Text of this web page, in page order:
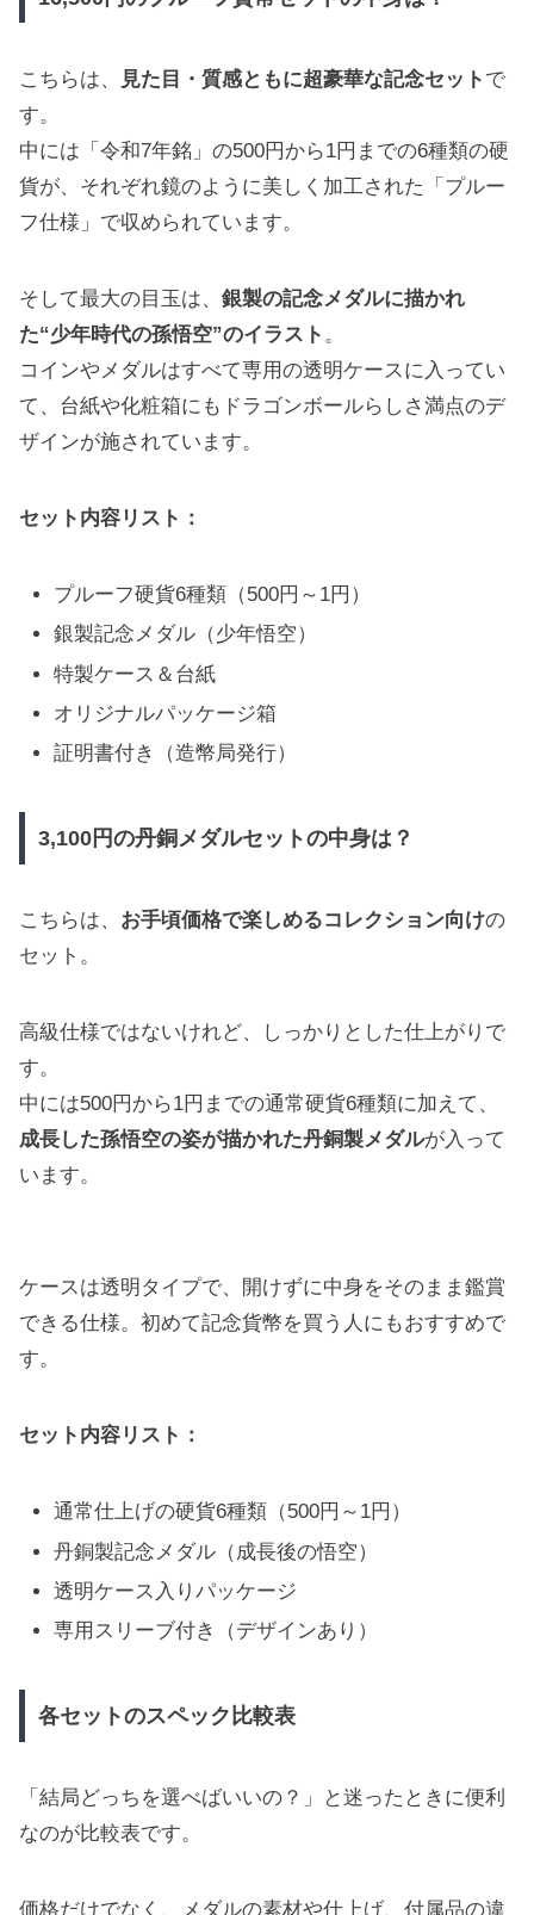
こちらは、 見た目・質感ともに超豪華な記念セット で
す。
中には「令和7年銘」の500円から1円までの6種類の硬
貨が、それぞれ鏡のように美しく加工された「プルー
フ仕様」で収められています。
そして最大の目玉は、 銀製の記念メダルに描かれ
た“少年時代の孫悟空”のイラスト 。
コインやメダルはすべて専用の透明ケースに入ってい
て、台紙や化粧箱にもドラゴンボールらしさ満点のデ
ザインが施されています。
セット内容リスト：
プルーフ硬貨6種類（500円～1円）
銀製記念メダル（少年悟空）
特製ケース＆台紙
オリジナルパッケージ箱
証明書付き（造幣局発行）
3,100円の丹銅メダルセットの中身は？
こちらは、 お手頃価格で楽しめるコレクション向けの
セット。
高級仕様ではないけれど、しっかりとした仕上がりで
す。
中には500円から1円までの通常硬貨6種類に加えて、
成長した孫悟空の姿が描かれた丹銅製メダルが入って
います。
ケースは透明タイプで、開けずに中身をそのまま鑑賞
できる仕様。初めて記念貨幣を買う人にもおすすめで
す。
セット内容リスト：
通常仕上げの硬貨6種類（500円～1円）
丹銅製記念メダル（成長後の悟空）
透明ケース入りパッケージ
専用スリーブ付き（デザインあり）
各セットのスペック比較表
「結局どっちを選べばいいの？」と迷ったときに便利
なのが比較表です。
価格だけでなく、メダルの素材や仕上げ、付属品の違